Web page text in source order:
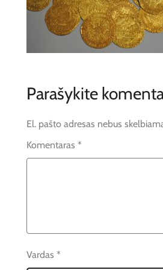
Parašykite
El. pašto adresas nebus
Komentaras *
Vardas *